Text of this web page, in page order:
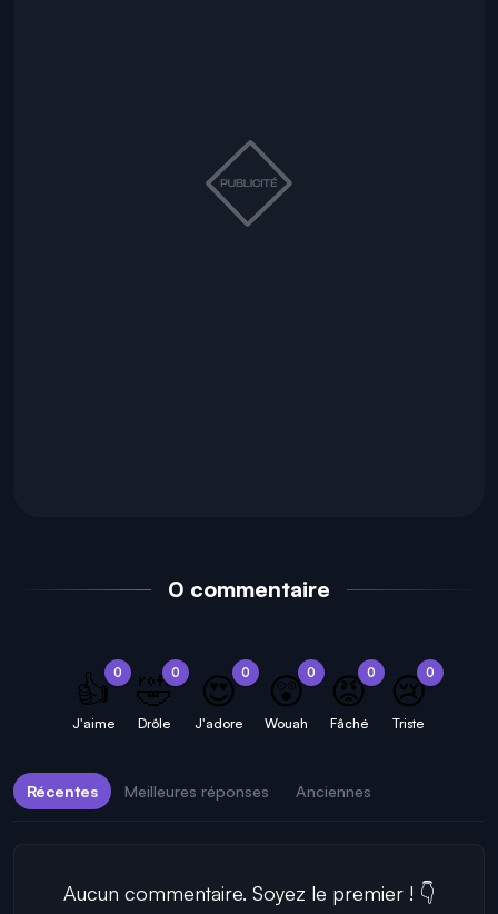
0 commentaire
0
👍
J'aime
0
🤣
Drôle
0
😍
J'adore
0
😲
Wouah
0
😡
Fâché
0
😢
Triste
Récentes Meilleures réponses Anciennes
Aucun commentaire. Soyez le premier ! 👇